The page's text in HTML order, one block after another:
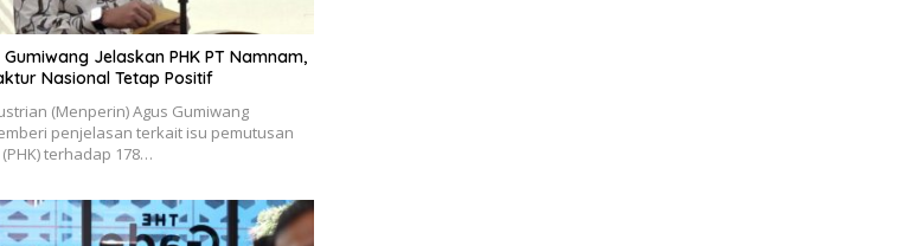
Jelaskan PHK PT Namnam,
Nasional Tetap Positif
(Menperin) Agus Gumiwang
penjelasan terkait isu pemutusan
terhadap 178…